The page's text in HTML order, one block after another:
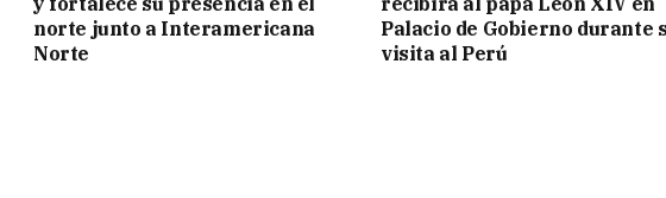
norte junto a Interamericana
Norte
Palacio de Gobierno durante
visita al Perú